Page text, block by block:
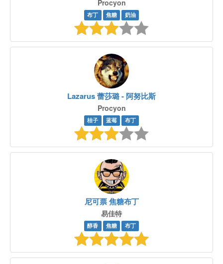
Procyon
布丁 焦糖 奶油
Lazarus 蕾莎璐 - 阿努比斯
Procyon
桔子 蓝莓 布丁
尼可票 焦糖布丁
易佳特
醇香 焦糖 布丁